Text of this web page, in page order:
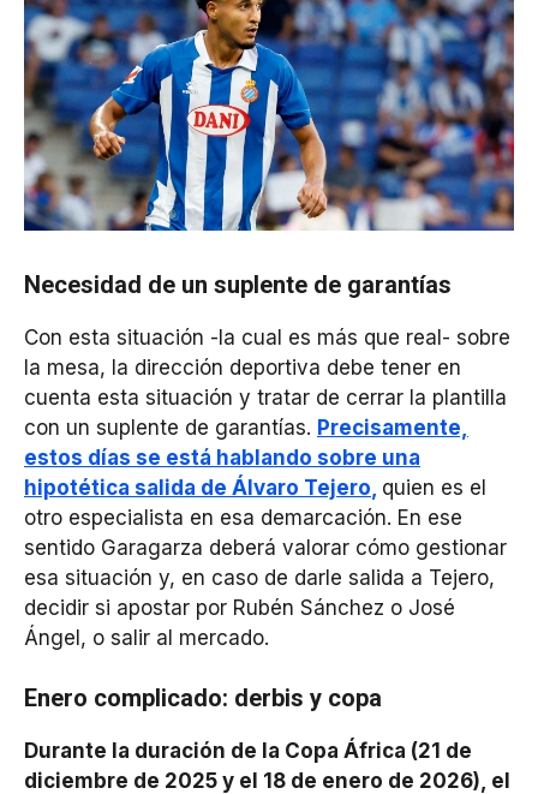
Necesidad de un suplente de garantías
Con esta situación -la cual es más que real- sobre
la mesa, la dirección deportiva debe tener en
cuenta esta situación y tratar de cerrar la plantilla
con un suplente de garantías. Precisamente,
estos días se está hablando sobre una
hipotética salida de Álvaro Tejero quien es el
otro especialista en esa demarcación. En ese
sentido Garagarza deberá valorar cómo gestionar
esa situación y, en caso de darle salida a Tejero,
decidir si apostar por Rubén Sánchez o José
Ángel, o salir al mercado.
Enero complicado: derbis y copa
Durante la duración de la Copa África (21 de
diciembre de 2025 y el 18 de enero de 2026), el